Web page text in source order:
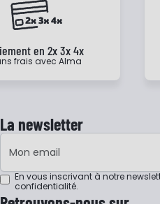
en 2x 3x 4x
frais avec Alma
La newsletter
Adresse e-mail
En vous inscrivant à notre
confidentialité.